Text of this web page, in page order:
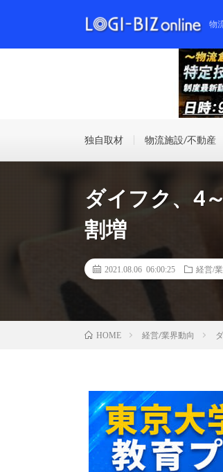
物
独自取材 物流施設/不動産
ダイフク、4
割増
2021.08.06 06:00:25 経営/
HOME 経営/業界動向